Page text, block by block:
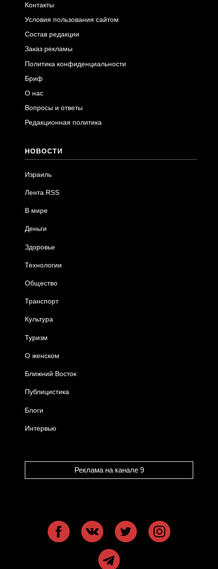
Контакты
Условия пользования сайтом
Состав редакции
Заказ рекламы
Политика конфиденциальности
Бриф
О нас
Вопросы и ответы
Редакционная политика
НОВОСТИ
Израиль
Лента RSS
В мире
Деньги
Здоровье
Технологии
Общество
Транспорт
Культура
Туризм
О женском
Ближний Восток
Публицистика
Блоги
Интервью
Реклама на канале 9